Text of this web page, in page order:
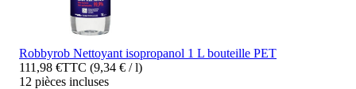
Robbyrob Nettoyant isopropanol 1 L bouteille PET
111,98 €TTC (9,34 € / l)
12 pièces incluses